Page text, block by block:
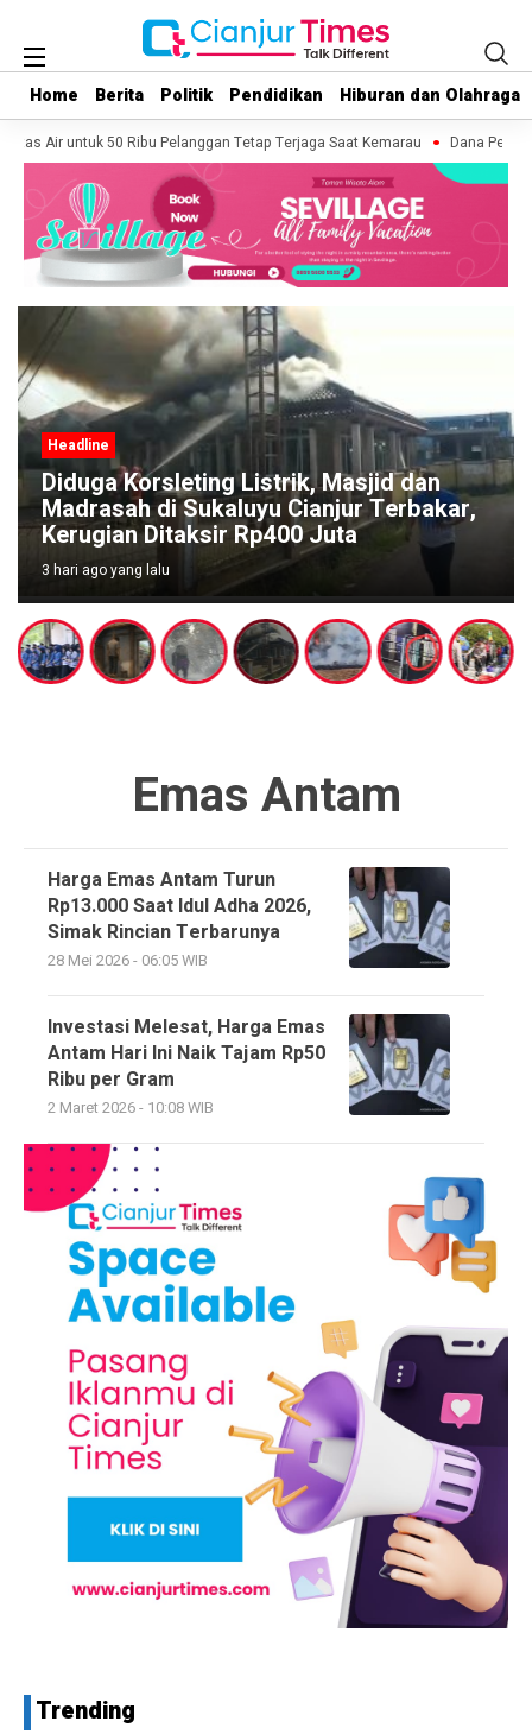
Home Berita Politik Pendidikan Hiburan dan Olahraga
Home Berita Politik Pendidikan Hiburan dan Olahraga
Air untuk 50 Ribu Pelanggan Tetap Terjaga Saat Kemarau Dana Pensiun
Headline
Kebakaran Lahan Terjadi di Kawasan
Alun-alun Suryakancana Gunung Gede
3 hari ago yang lalu
Emas Antam
Harga Emas Antam Turun
Rp13.000 Saat Idul Adha 2026,
Simak Rincian Terbarunya
28 Mei 2026 - 06:05 WIB
Investasi Melesat, Harga Emas
Antam Hari Ini Naik Tajam Rp50
Ribu per Gram
2 Maret 2026 - 10:08 WIB
Trending